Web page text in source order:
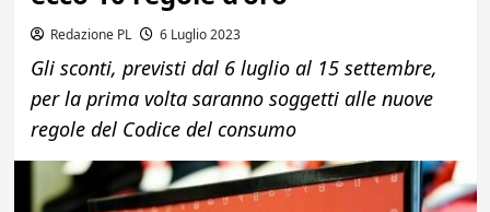
Redazione PL 6 Luglio 2023
Gli sconti, previsti dal 6 luglio al 15 settembre,
per la prima volta saranno soggetti alle nuove
regole del Codice del consumo